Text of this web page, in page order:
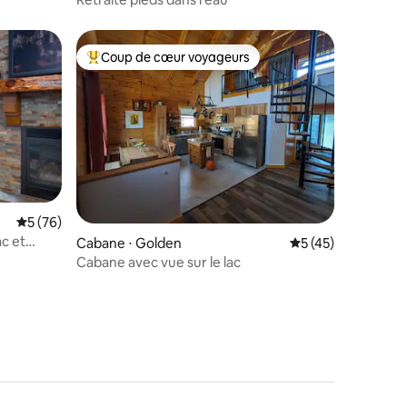
: 5 sur 5
appréciés
Évaluation moyenne sur la base de 76 commentaires : 5 sur 5
5 (76)
et
Coups de cœur voyageurs les plus appréciés
Coup de cœur voyageurs
Cabane ⋅ Golden Évaluation
5 (45)
Cabane avec vue sur le lac